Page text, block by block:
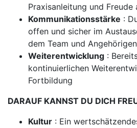
Praxisanleitung und
Kommunikationsstärke :
offen und sicher im
dem Team und
Weiterentwicklung :
kontinuierlichen
Fortbildung
DARAUF KANNST DU DICH
Kultur : Ein